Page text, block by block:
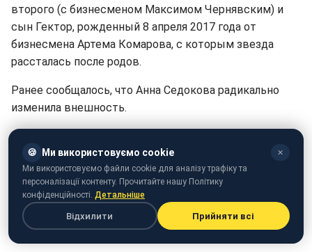
второго (с бизнесменом Максимом Чернявским) и
сын Гектор, рожденный 8 апреля 2017 года от
бизнесмена Артема Комарова, с которым звезда
рассталась после родов.
Ранее сообщалось, что Анна Седокова радикально
изменила внешность.
Кстати,
домохозяйкой.
Напомним,Седокова отпраздновала день рождения
дочери в Киеве.
🍪 Ми використовуємо cookie ✕
Ми використовуємо файли cookie для аналізу трафіку та
персоналізації контенту. Прочитайте нашу Політику
конфіденційності. Детальніше
Відхилити Прийняти всі